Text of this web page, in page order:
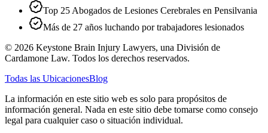
Top 25 Abogados de Lesiones Cerebrales en Pensilvania
Más de 27 años luchando por trabajadores lesionados
© 2026 Keystone Brain Injury Lawyers, una División de
Cardamone Law. Todos los derechos reservados.
Todas las UbicacionesBlog
La información en este sitio web es solo para propósitos de
información general. Nada en este sitio debe tomarse como consejo
legal para cualquier caso o situación individual.